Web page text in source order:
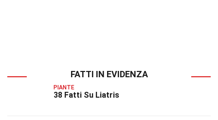
FATTI IN EVIDENZA
PIANTE
38 Fatti Su Liatris